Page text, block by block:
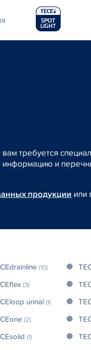
требуется
и
продукции или
(10)
(3)
urinal (1)
(2)
(1)